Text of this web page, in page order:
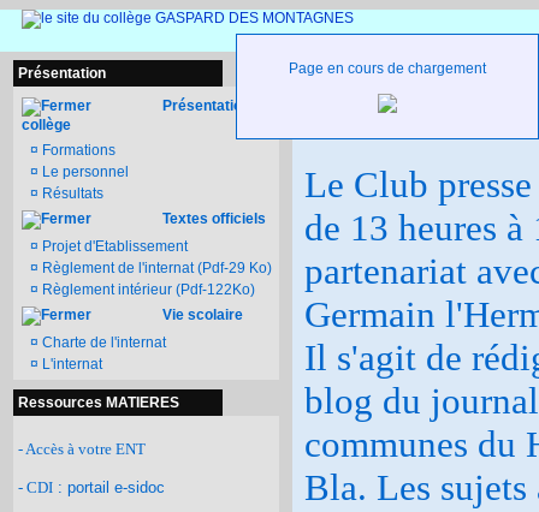
Page en cours de chargement
Présentation
Présentation du
collège
¤ Formations
¤ Le personnel
¤ Résultats
Textes officiels
¤ Projet d'Etablissement
¤ Règlement de l'internat (Pdf-29 Ko)
¤ Règlement intérieur (Pdf-122Ko)
Vie scolaire
¤ Charte de l'internat
¤ L'internat
Ressources MATIERES
- Accès à votre ENT
- CDI : portail e-sidoc
Ateliers d'activités - Club presse
Le Club
de 13 heures
partenariat
Germain
Il s'agit de
blog du
communes du
Bla. Les